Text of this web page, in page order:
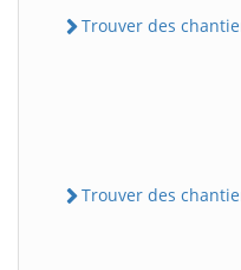
Trouver des
Trouver des